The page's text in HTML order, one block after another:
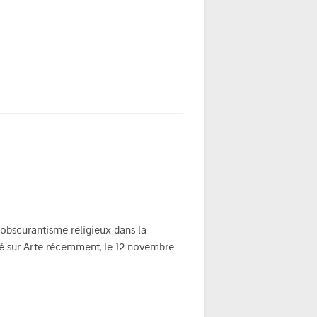
religieux dans la
sur Arte récemment, le 12 novembre